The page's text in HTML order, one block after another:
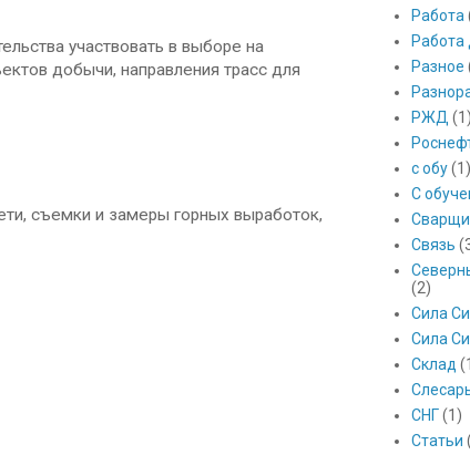
участвовать в выборе на
добычи, направления трасс для
съемки и замеры горных выработок,
Работа
Работа
Разное
РЖД
с обу (1)
С
Связь
(2)
Сила
Сила
Склад
СНГ (1)
Статьи